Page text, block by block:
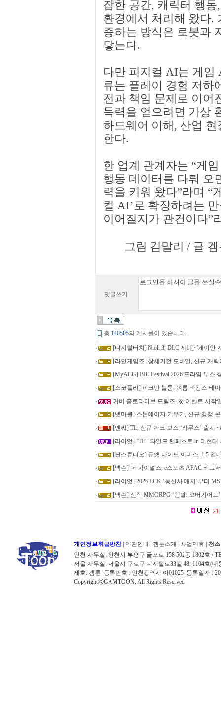
잡한 공간, 캐릭터 행
환경에서 처리해 왔다.
증하는 방식은 로봇과
닿는다.
다만 피지컬 AI는 게임
류는 플레이 경험 저하
전과 책임 문제로 이어
득력을 얻으려면 가상
하드웨어 이해, 산업
한다.
한 업계 관계자는 “게
행동 데이터를 다뤄 오
력을 키워 왔다”라며 “
컬 AI’로 확장하려는
이어질지가 관건이다”
그림 김말리 / 글 겜
덧글쓰기
총 140505의 게시물이 있습니다.
[디지털터치] Nioh 3, DLC 제1탄 '게이안
[라인게임즈] 창세기전 모바일, 신규 캐릭
[MyACG] BIC Festival 2026 프라임 부스
[스코플리] 피크민 블룸, 여름 바캉스 테
커버 홀로라이브 드림즈, 첫 이벤트 시작
[넷마블] 스톤에이지 키우기, 신규 경쟁
[엔씨] TL, 신규 아크 보스 ‘라무스’ 출시
[라이엇] ‘TFT 와일드 팬페스트 in 더현대
[판스튜디오] 듀엣 나이트 어비스, 1.5 업
[넥슨] 더 파이널스, e스포츠 APAC 리그
[라이엇] 2026 LCK ‘통신사 매치’부터
[넥슨] 신작 MMORPG ‘템빨: 오버기어드
21|
개인정보취급방침 약관안내 겜툰소개 사업제휴
청
인천 사무실: 인천시 부평구 굴포로 158 502동 1802호 /
서울 사무실: 서울시 구로구 디지털로33길 48, 1104호(대
제호: 겜툰 등록번호 : 인천광역시 아01025 등록일자 :
CopyrightⓒGAMTOON. All Rights Reserved.